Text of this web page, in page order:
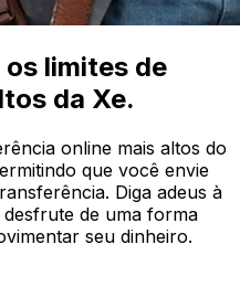
limites de
da Xe.
online mais altos do
que você envie
Diga adeus à
desfrute de uma forma
seu dinheiro.